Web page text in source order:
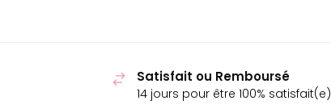
Satisfait ou Remboursé
14 jours pour être 100% satisfait(e)